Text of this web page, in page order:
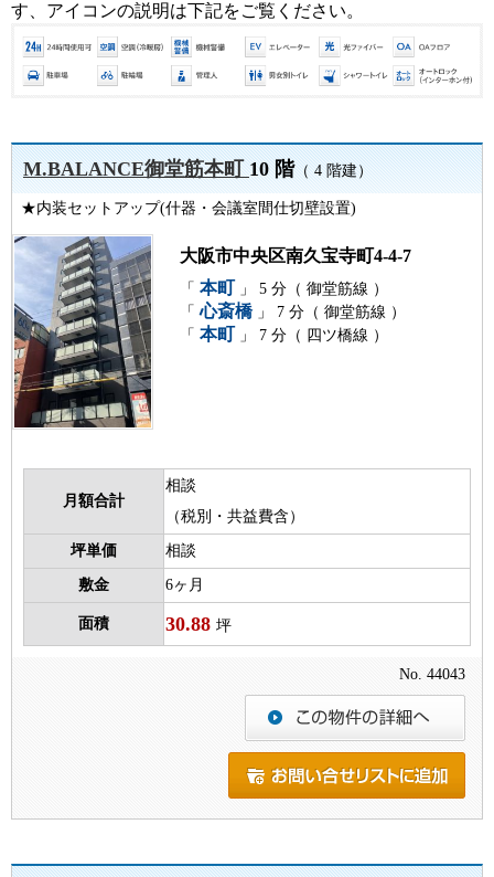
す、アイコンの説明は下記をご覧ください。
M.BALANCE御堂筋本町10 階（ 4 階建）
★内装セットアップ(什器・会議室間仕切壁設置)
大阪市中央区南久宝寺町4-4-7
「 本町 」 5 分（ 御堂筋線 ）
「 心斎橋 」 7 分（ 御堂筋線 ）
「 本町 」 7 分（ 四ツ橋線 ）
月額合計
相談
（税別・共益費含）
坪単価 相談
敷金 6ヶ月
面積 30.88 坪
No. 44043